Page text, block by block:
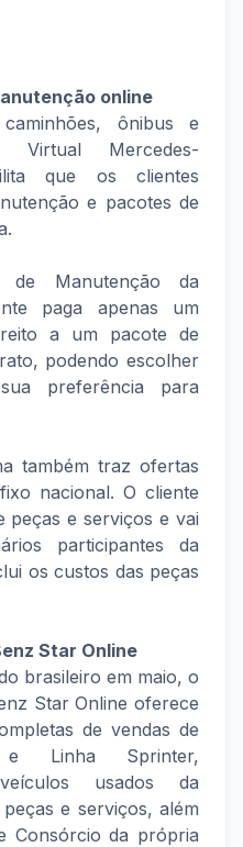
online
ônibus e
Mercedes-
que os clientes
e pacotes de
Manutenção da
paga apenas um
a um pacote de
podendo escolher
preferência para
também traz ofertas
nacional. O cliente
peças e serviços e vai
participantes da
os custos das peças
Star Online
brasileiro em maio, o
Star Online oferece
de vendas de
e Linha Sprinter,
usados da
e serviços, além
Consórcio da própria